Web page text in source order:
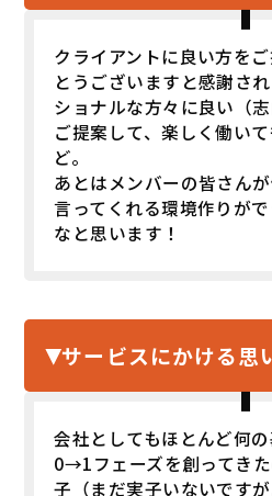
クライアントに良い方を
とうございますと感謝さ
ショナルな方々に良い（
ご提案して、楽しく働い
ど。
あとはメンバーの皆さん
言ってくれる環境作りが
なと思います！
サービスにかける思
会社としてもほとんど何の
0→1フェーズを創ってき
子（まだ実子いないです